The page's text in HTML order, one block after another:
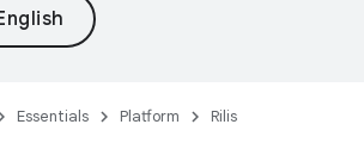
Essentials Platform Rilis